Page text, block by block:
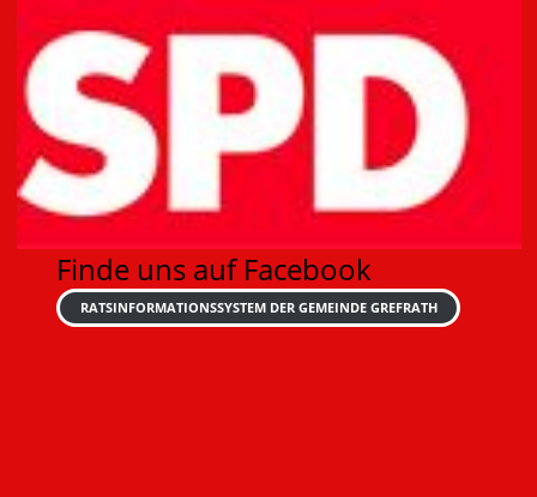
Finde uns auf Facebook
RATSINFORMATIONSSYSTEM DER GEMEINDE GREFRATH